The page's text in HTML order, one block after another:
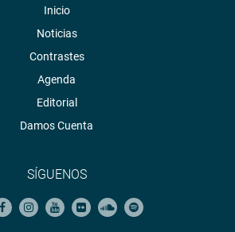
Inicio
Noticias
Contrastes
Agenda
Editorial
Damos Cuenta
SÍGUENOS